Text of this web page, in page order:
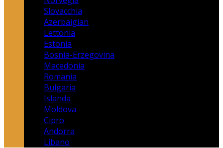
Slovacchia
Azerbaigian
Lettonia
Estonia
Bosnia-Erzegovina
Macedonia
Romania
Bulgaria
Islanda
Moldova
Cipro
Andorra
Libano